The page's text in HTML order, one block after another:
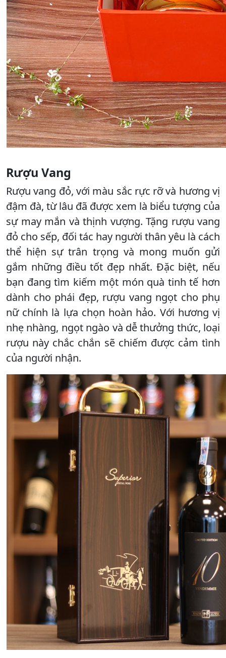
Rượu Vang
Rượu vang đỏ, với màu sắc rực rỡ và hương vị
đậm đà, từ lâu đã được xem là biểu tượng của
sự may mắn và thịnh vượng. Tặng rượu vang
đỏ cho sếp, đối tác hay người thân yêu là cách
thể hiện sự trân trọng và mong muốn gửi
gắm những điều tốt đẹp nhất. Đặc biệt, nếu
bạn đang tìm kiếm một món quà tinh tế hơn
dành cho phái đẹp, rượu vang ngọt cho phụ
nữ chính là lựa chọn hoàn hảo. Với hương vị
nhẹ nhàng, ngọt ngào và dễ thưởng thức, loại
rượu này chắc chắn sẽ chiếm được cảm tình
của người nhận.